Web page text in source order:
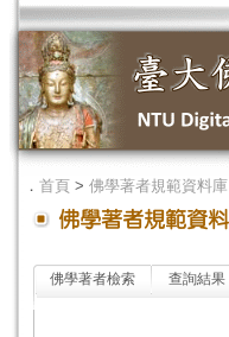
． 首頁 > 佛學著者規範資料庫
佛學著者檢索 查詢結果